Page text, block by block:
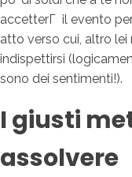
accetterГ il evento
atto verso cui, altro lei
indispettirsi
sono dei sentimenti!).
I giusti
assolvere